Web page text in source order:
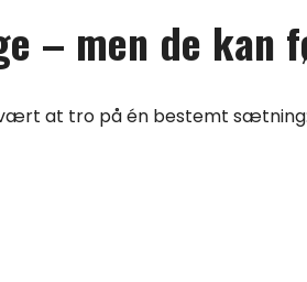
– men de kan
at tro på én bestemt sætning: